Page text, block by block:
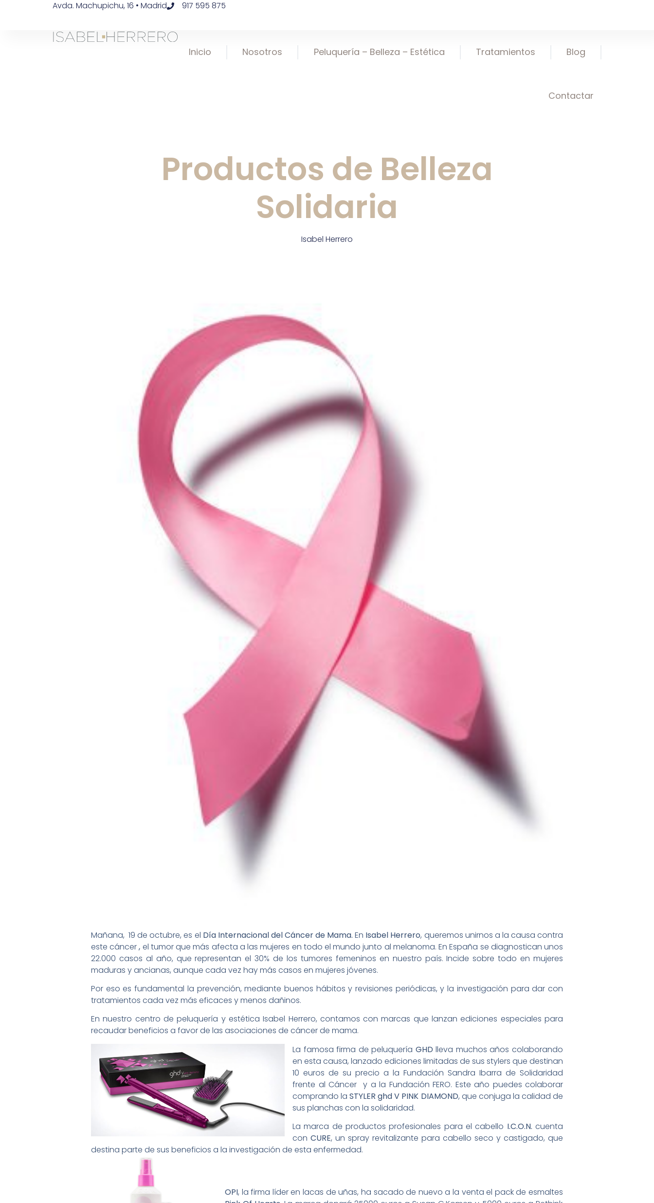
Avda. Machupichu, 16 • Madrid 917 595 875
Inicio Nosotros Peluquería – Belleza – Estética Tratamientos Blog
Contactar
Productos de Belleza
Solidaria
Isabel Herrero
Mañana, 19 de octubre, es el Día Internacional del Cáncer de Mama.En Isabel Herrero, queremos unirnos a la causa contra
este cáncer, el tumor que más afecta a las mujeres en todo el mundo junto al melanoma. En España se diagnostican unos
22.000 casos al año, que representan el 30% de los tumores femeninos en nuestro país. Incide sobre todo en mujeres
maduras y ancianas, aunque cada vez hay más casos en mujeres jóvenes.
Por eso es fundamental la prevención, mediante buenos hábitos y revisiones periódicas, y la investigación para dar con
tratamientos cada vez más eficaces y menos dañinos.
En nuestro centro de peluquería y estética Isabel Herrero, contamos con marcas que lanzan ediciones especiales para
recaudar beneficios a favor de las asociaciones de cáncer de mama.
La famosa firma de peluquería GHD lleva muchos años colaborando
en esta causa, lanzado ediciones limitadas de sus stylers que destinan
10 euros de su precio a la Fundación Sandra Ibarra de Solidaridad
frente al Cáncer y a la Fundación FERO. Este año puedes colaborar
comprando laSTYLER ghd V PINK DIAMOND, que conjuga la calidad de
sus planchas con la solidaridad.
La marca de productos profesionales para el cabello I.C.O.N. cuenta
con CURE, un spray revitalizante para cabello seco y castigado, que
destina parte de sus beneficios a la investigación de esta enfermedad.
OPI, la firma líder en lacas de uñas, ha sacado de nuevo a la venta el pack de esmaltes